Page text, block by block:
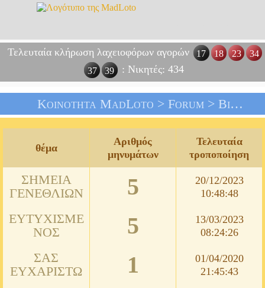
Τελευταία κλήρωση λαχειοφόρων αγορών 17 18 23
34
37
39 : Νικητές: 434
Κοινότητα MadLoto > Forum> Βιβλίο Επισκεπτών: Εσείς Και Εμείς
θέμα
Αριθμός
μηνυμάτων
Τελευταία
τροποποίηση
ΣΗΜΕΊΑ
ΓΕΝΕΘΛΊΩΝ
5
20/12/2023
10:48:48
ΕΥΤΥΧΙΣΜΈ
ΝΟΣ
5
13/03/2023
08:24:26
ΣΑΣ
ΕΥΧΑΡΙΣΤΏ
1
01/04/2020
21:45:43